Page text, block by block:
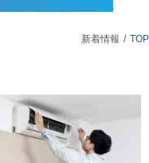
TOP
新着情報